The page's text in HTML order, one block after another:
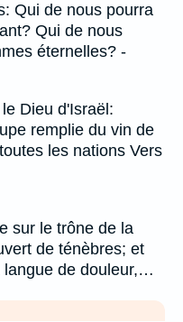
Qui de nous pourra
Qui de nous
éternelles? -
Dieu d'Israël:
remplie du vin de
les nations Vers
sur le trône de la
de ténèbres; et
langue de douleur,…